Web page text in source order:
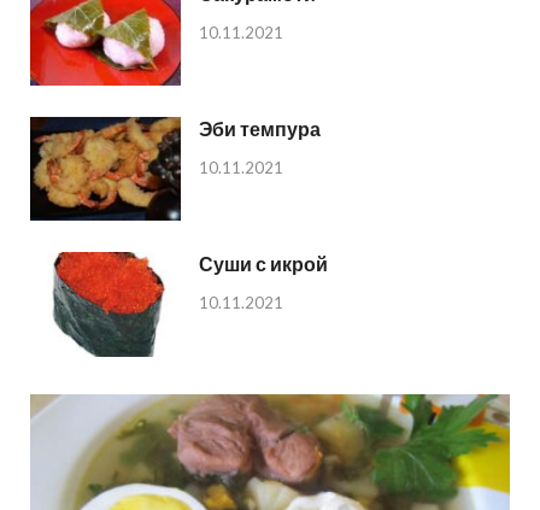
10.11.2021
Эби темпура
10.11.2021
Суши с икрой
10.11.2021